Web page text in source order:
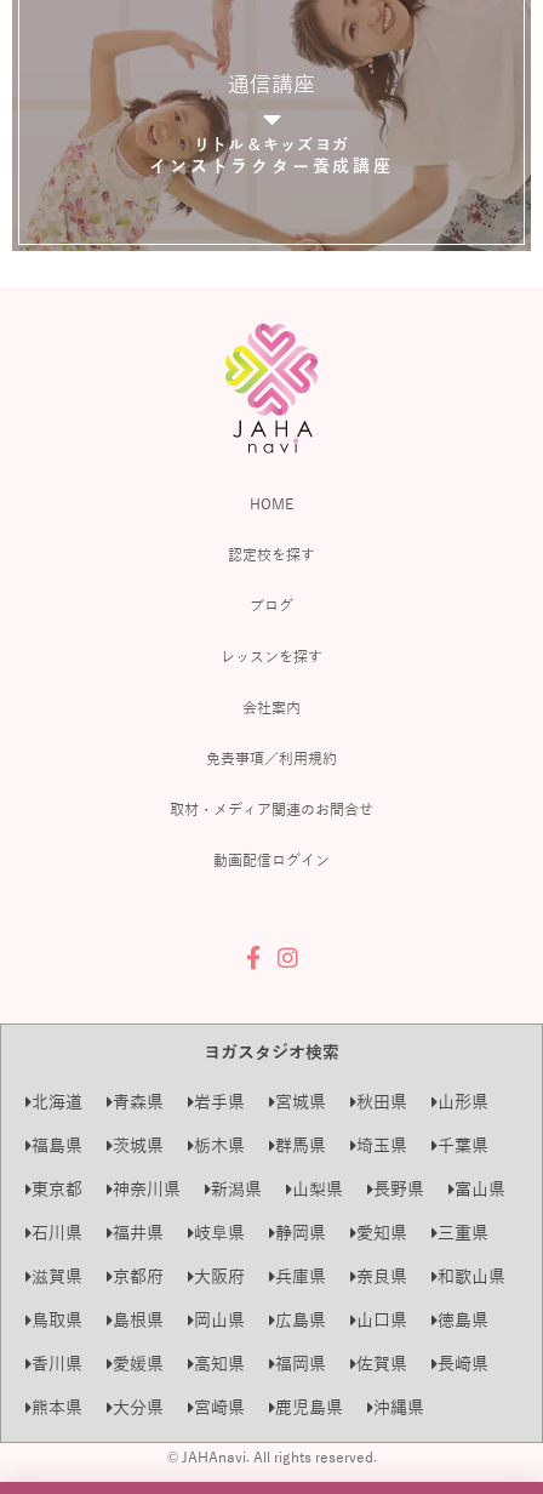
通信講座
リトル＆キッズヨガ
インストラクター養成講座
HOME
認定校を探す
ブログ
レッスンを探す
会社案内
免責事項／利用規約
取材・メディア関連のお問合せ
動画配信ログイン
ヨガスタジオ検索
北海道 青森県 岩手県 宮城県 秋田県
山形県
福島県
茨城県 栃木県 群馬県 埼玉県
千葉県
東京都
神奈川県 新潟県 山梨県 長野県
富山県
石川県
福井県 岐阜県 静岡県 愛知県
三重県
滋賀県
京都府 大阪府 兵庫県 奈良県
和歌山県
鳥取県
島根県 岡山県 広島県 山口県
徳島県
香川県
愛媛県 高知県 福岡県 佐賀県
長崎県
熊本県
大分県 宮崎県 鹿児島県 沖縄県
© JAHAnavi. All rights reserved.